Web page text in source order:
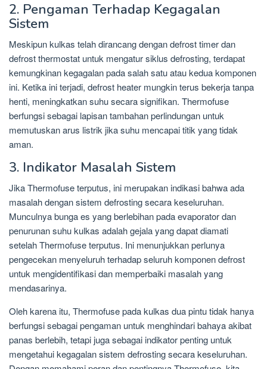
2. Pengaman Terhadap Kegagalan
Sistem
Meskipun kulkas telah dirancang dengan defrost timer dan
defrost thermostat untuk mengatur siklus defrosting, terdapat
kemungkinan kegagalan pada salah satu atau kedua komponen
ini. Ketika ini terjadi, defrost heater mungkin terus bekerja tanpa
henti, meningkatkan suhu secara signifikan. Thermofuse
berfungsi sebagai lapisan tambahan perlindungan untuk
memutuskan arus listrik jika suhu mencapai titik yang tidak
aman.
3. Indikator Masalah Sistem
Jika Thermofuse terputus, ini merupakan indikasi bahwa ada
masalah dengan sistem defrosting secara keseluruhan.
Munculnya bunga es yang berlebihan pada evaporator dan
penurunan suhu kulkas adalah gejala yang dapat diamati
setelah Thermofuse terputus. Ini menunjukkan perlunya
pengecekan menyeluruh terhadap seluruh komponen defrost
untuk mengidentifikasi dan memperbaiki masalah yang
mendasarinya.
Oleh karena itu, Thermofuse pada kulkas dua pintu tidak hanya
berfungsi sebagai pengaman untuk menghindari bahaya akibat
panas berlebih, tetapi juga sebagai indikator penting untuk
mengetahui kegagalan sistem defrosting secara keseluruhan.